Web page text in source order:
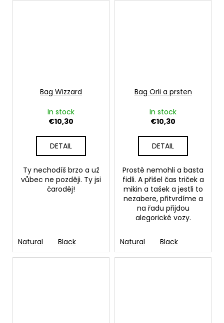
Bag Wizzard
In stock
€10,30
DETAIL
Ty nechodíš brzo a už
vůbec ne později. Ty jsi
čaroděj!
Natural Black
Bag Orli a prsten
In stock
€10,30
DETAIL
Prostě nemohli a basta
fidli. A přišel čas triček a
mikin a tašek a jestli to
nezabere, přitvrdíme a
na řadu přijdou
alegorické vozy.
Natural Black